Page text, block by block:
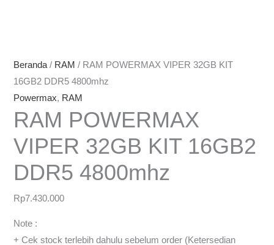
Beranda/ RAM / RAM POWERMAX VIPER 32GB KIT
16GB2 DDR5 4800mhz
Powermax, RAM
RAM POWERMAX
VIPER 32GB KIT 16GB2
DDR5 4800mhz
Rp7.430.000
Note :
+ Cek stock terlebih dahulu sebelum order (Ketersedian